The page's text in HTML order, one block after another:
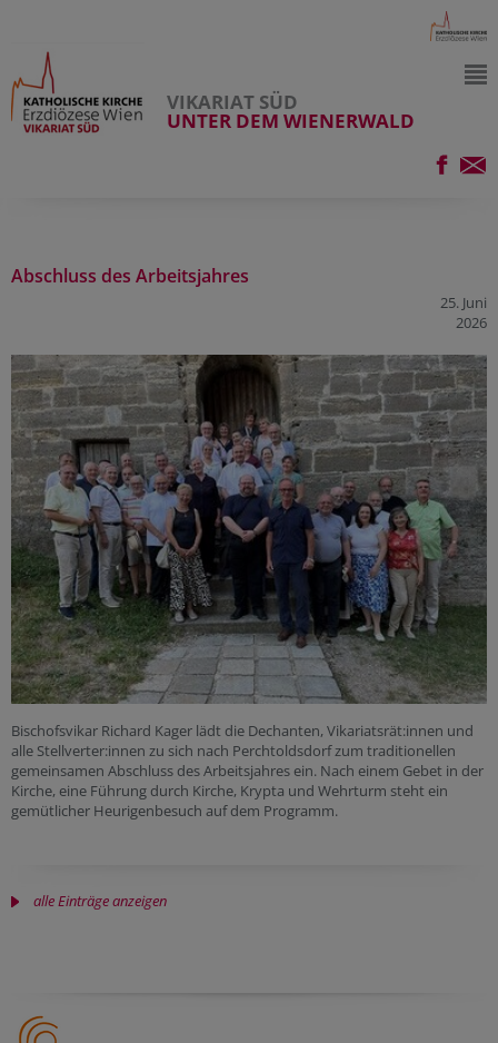
VIKARIAT SÜD
UNTER DEM WIENERWALD
Abschluss des Arbeitsjahres
25. Juni
2026
Bischofsvikar Richard Kager lädt die Dechanten, Vikariatsrät:innen und
alle Stellverter:innen zu sich nach Perchtoldsdorf zum traditionellen
gemeinsamen Abschluss des Arbeitsjahres ein. Nach einem Gebet in der
Kirche, eine Führung durch Kirche, Krypta und Wehrturm steht ein
gemütlicher Heurigenbesuch auf dem Programm.
alle Einträge anzeigen